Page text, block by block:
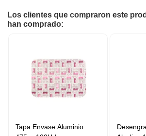
Los clientes que compraron este
han comprado:
Tapa Envase Aluminio